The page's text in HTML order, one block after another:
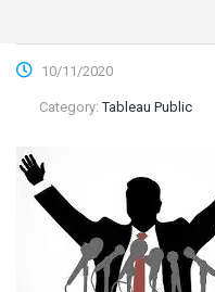
10/11/2020
Category:Tableau Public